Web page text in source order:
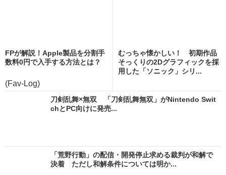
FPが解説！Apple製品を分割手
数料0円で入手する方法とは？
(Fav-Log)
むっちゃ懐かしい！ 初期作品
そっくりの2Dグラフィックを採
用した「ソニック」シリ...
刀剣乱舞×無双 「刀剣乱舞無双」がNintendo Swit
chとPC向けに発売...
「荒野行動」の配信・開発停止求める裁判が和解で
決着 ただし和解条件については明か...